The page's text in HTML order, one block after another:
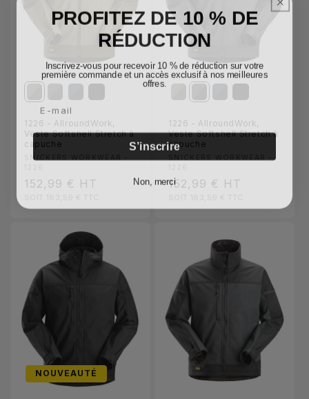
1226 - AllroundWork,
Veste Softshell Stretch à
capuche
Fournisseur :
SNICKERS WORKWEAR -
Prix
152,99 € HT
1226 - AllroundWork,
Veste Softshell Stretch à
capuche
Fournisseur :
SNICKERS WORKWEAR -
Prix
152,99 € HT
NOUVEAUTÉ
PROFITEZ DE 10 % DE
RÉDUCTION
Inscrivez-vous pour recevoir 10 % de réduction sur votre
première commande et un accès exclusif à nos meilleures
offres.
Email
S’inscrire
Non, merci